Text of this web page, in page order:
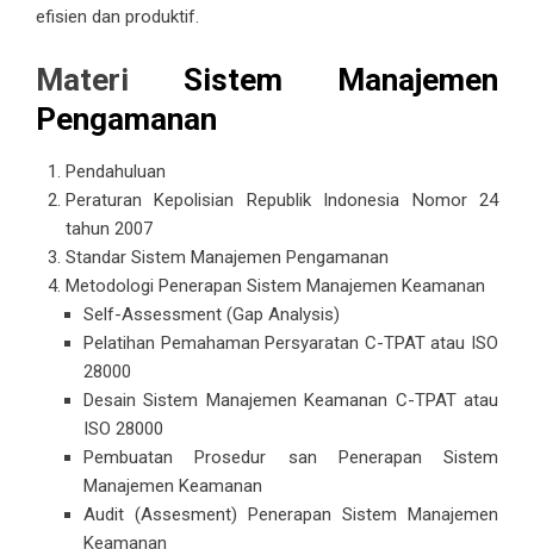
efisien dan produktif.
Materi Sistem Manajemen
Pengamanan
Pendahuluan
Peraturan Kepolisian Republik Indonesia Nomor 24
tahun 2007
Standar Sistem Manajemen Pengamanan
Metodologi Penerapan Sistem Manajemen Keamanan
Self-Assessment (Gap Analysis)
Pelatihan Pemahaman Persyaratan C-TPAT atau ISO
28000
Desain Sistem Manajemen Keamanan C-TPAT atau
ISO 28000
Pembuatan Prosedur san Penerapan Sistem
Manajemen Keamanan
Audit (Assesment) Penerapan Sistem Manajemen
Keamanan